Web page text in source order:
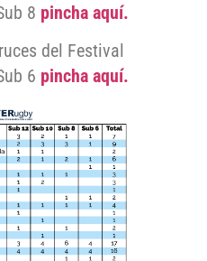
8 pincha aquí.
del Festival
6 pincha aquí.